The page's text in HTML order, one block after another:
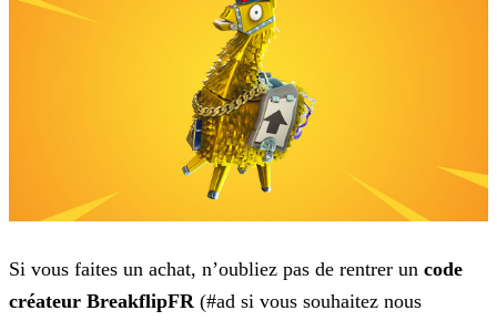
Si vous faites un achat, n’oubliez pas de rentrer un code
créateur BreakflipFR(#ad si vous souhaitez nous